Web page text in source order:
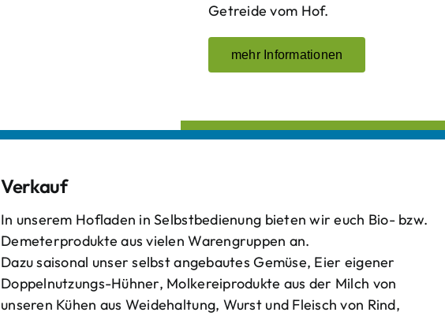
Getreide vom Hof.
mehr Informationen
Verkauf
In unserem Hofladen in Selbstbedienung bieten wir euch Bio- bzw.
Demeterprodukte aus vielen Warengruppen an.
Dazu saisonal unser selbst angebautes Gemüse, Eier eigener
Doppelnutzungs-Hühner, Molkereiprodukte aus der Milch von
unseren Kühen aus Weidehaltung, Wurst und Fleisch von Rind,